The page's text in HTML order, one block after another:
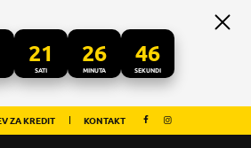
21
SATI
26
MINUTA
46
SEKUNDI
ZA KREDIT KONTAKT